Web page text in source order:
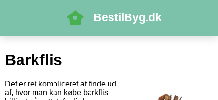
BestilByg.dk
Barkflis
Det er ret kompliceret at finde ud
af, hvor man kan købe barkflis